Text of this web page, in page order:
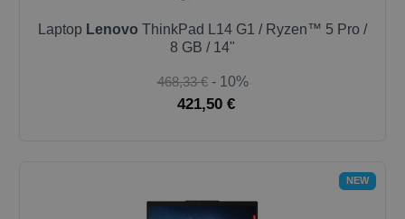
Laptop Lenovo ThinkPad L14 G1 / Ryzen™ 5 Pro /
8 GB / 14"
468,33 € - 10%
421,50 €
NEW